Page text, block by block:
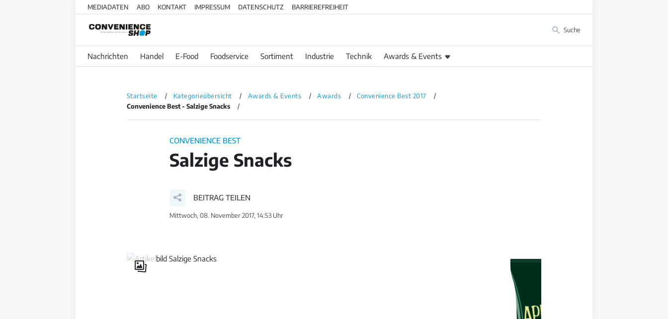
MEDIADATEN ABO KONTAKT IMPRESSUM DATENSCHUTZ BARRIEREFREIHEIT
Suche
Nachrichten Handel E-Food Foodservice Sortiment Industrie Technik Awards & Events
Startseite Kategorieübersicht Awards & Events Awards
Convenience Best 2017
Convenience Best - Salzige Snacks
CONVENIENCE BEST
Salzige Snacks
BEITRAG TEILEN
Mittwoch, 08. November 2017, 14:53 Uhr
Galerie
öffnen